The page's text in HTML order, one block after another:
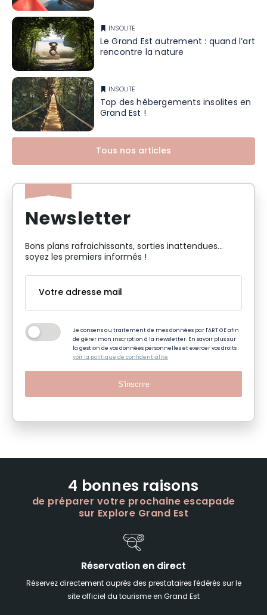
INSOLITE
Le Grand Est autrement : quand l’art
rencontre la nature
INSOLITE
Top des hébergements insolites en
Grand Est !
Tous nos articles
Newsletter
Bons plans rafraichissants, sorties inattendues…
soyez les premiers informés !
Je consens au traitement de mes données par l'ART GE afin
de gérer mon inscription à la newsletter. En savoir plus sur
la gestion de vos données personnelles et exercer vos droits :
voir la politique de confidentialité
S'inscrire
4 bonnes raisons
de préparer votre prochaine escapade
sur Explore Grand Est
Réservation en direct
Réservez directement auprès des prestataires fédérés sur le
site officiel du tourisme en Grand Est